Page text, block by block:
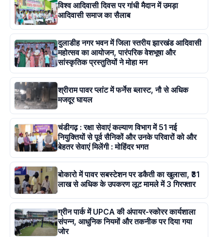
विश्व आदिवासी दिवस पर गांधी मैदान में उमड़ा
आदिवासी समाज का सैलाब
दुलाडीह नगर भवन में जिला स्तरीय झारखंड आदिवासी
महोत्सव का आयोजन, पारंपरिक वेशभूषा और
सांस्कृतिक प्रस्तुतियों ने मोहा मन
श्रीराम पावर प्लांट में फर्नेस ब्लास्ट, नौ से अधिक
मजदूर घायल
चंडीगढ़ : रक्षा सेवाएं कल्याण विभाग में 51 नई
नियुक्तियों से पूर्व सैनिकों और उनके परिवारों को और
बेहतर सेवाएं मिलेंगी : मोहिंदर भगत
बोकारो में पावर सबस्टेशन पर डकैती का खुलासा, ₹31
लाख से अधिक के उपकरण लूट मामले में 3 गिरफ्तार
ग्रीन पार्क में UPCA की अंपायर-स्कोरर कार्यशाला
संपन्न, आधुनिक नियमों और तकनीक पर दिया गया
जोर